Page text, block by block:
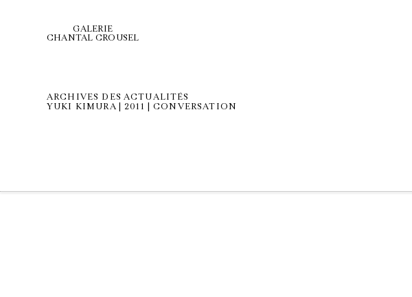
GALERIE
CHANTAL CROUSEL
ARCHIVES DES ACTUALITÉS
YUKI KIMURA | 2011 | CONVERSATION